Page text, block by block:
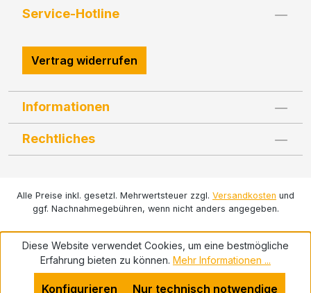
Service-Hotline
Vertrag widerrufen
Informationen
Rechtliches
Alle Preise inkl. gesetzl. Mehrwertsteuer zzgl. Versandkosten und
ggf. Nachnahmegebühren, wenn nicht anders angegeben.
Diese Website verwendet Cookies, um eine bestmögliche
Erfahrung bieten zu können. Mehr Informationen ...
Nur technisch notwendige
Konfigurieren